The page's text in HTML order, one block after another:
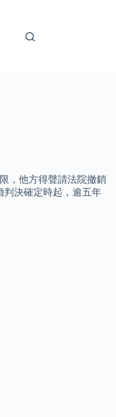
，他方得聲請法院撤銷
判決確定時起，逾五年